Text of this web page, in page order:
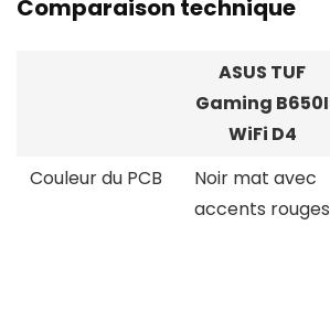
Comparaison technique
ASUS TUF
Gaming B650I
WiFi D4
Couleur du PCB
Noir mat avec
accents rouges